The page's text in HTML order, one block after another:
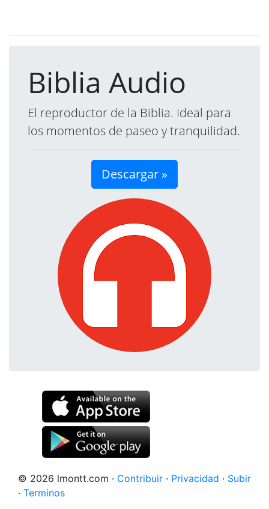
Biblia Audio
El reproductor de la Biblia. Ideal para
los momentos de paseo y tranquilidad.
Descargar »
· Subir
© 2026 lmontt.com · Contribuir · Privacidad
· Terminos